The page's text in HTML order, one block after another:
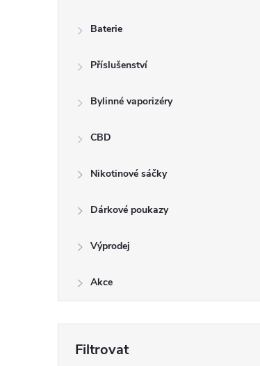
Baterie
Příslušenství
Bylinné vaporizéry
CBD
Nikotinové sáčky
Dárkové poukazy
Výprodej
Akce